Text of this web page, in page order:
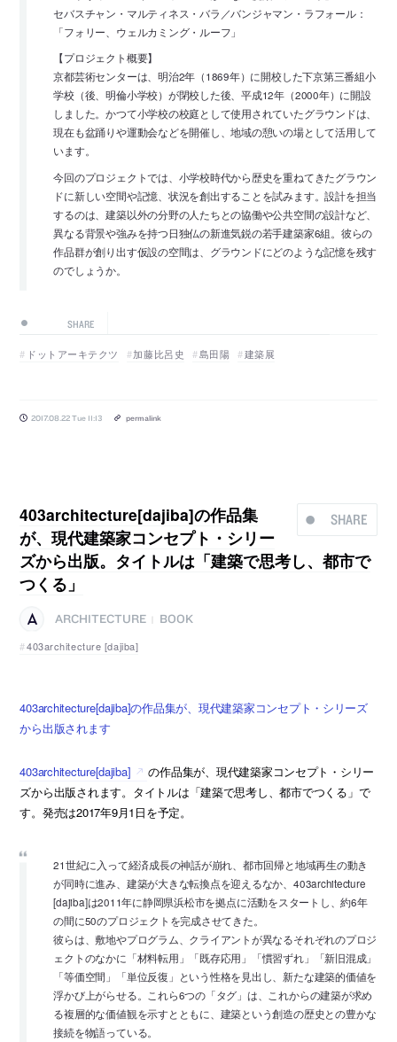
セバスチャン・マルティネス・バラ／バンジャマン・ラフォール：
「フォリー、ウェルカミング・ルーフ」
【プロジェクト概要】
京都芸術センターは、明治2年（1869年）に開校した下京第三番組小
学校（後、明倫小学校）が閉校した後、平成12年（2000年）に開設
しました。かつて小学校の校庭として使用されていたグラウンドは、
現在も盆踊りや運動会などを開催し、地域の憩いの場として活用して
います。
今回のプロジェクトでは、小学校時代から歴史を重ねてきたグラウン
ドに新しい空間や記憶、状況を創出することを試みます。設計を担当
するのは、建築以外の分野の人たちとの協働や公共空間の設計など、
異なる背景や強みを持つ日独仏の新進気鋭の若手建築家6組。彼らの
作品群が創り出す仮設の空間は、グラウンドにどのような記憶を残す
のでしょうか。
SHARE
ドットアーキテクツ 加藤比呂史 島田陽 建築展
2017.08.22 Tue 11:13 permalink
SHARE
403architecture[dajiba]の作品集
が、現代建築家コンセプト・シリー
ズから出版。タイトルは「建築で思考し、都市で
つくる」
ARCHITECTURE
BOOK
403architecture [dajiba]
403architecture[dajiba]の作品集が、現代建築家コンセプト・シリーズ
から出版されます
403architecture[dajiba]
の作品集が、現代建築家コンセプト・シリー
ズから出版されます。タイトルは「建築で思考し、都市でつくる」で
す。発売は2017年9月1日を予定。
21世紀に入って経済成長の神話が崩れ、都市回帰と地域再生の動き
が同時に進み、建築が大きな転換点を迎えるなか、403architecture
[dajiba]は2011年に静岡県浜松市を拠点に活動をスタートし、約6年
の間に50のプロジェクトを完成させてきた。
彼らは、敷地やプログラム、クライアントが異なるそれぞれのプロジ
ェクトのなかに「材料転用」「既存応用」「慣習ずれ」「新旧混成」
「等価空間」「単位反復」という性格を見出し、新たな建築的価値を
浮かび上がらせる。これら6つの「タグ」は、これからの建築が求め
る複層的な価値観を示すとともに、建築という創造の歴史との豊かな
接続を物語っている。